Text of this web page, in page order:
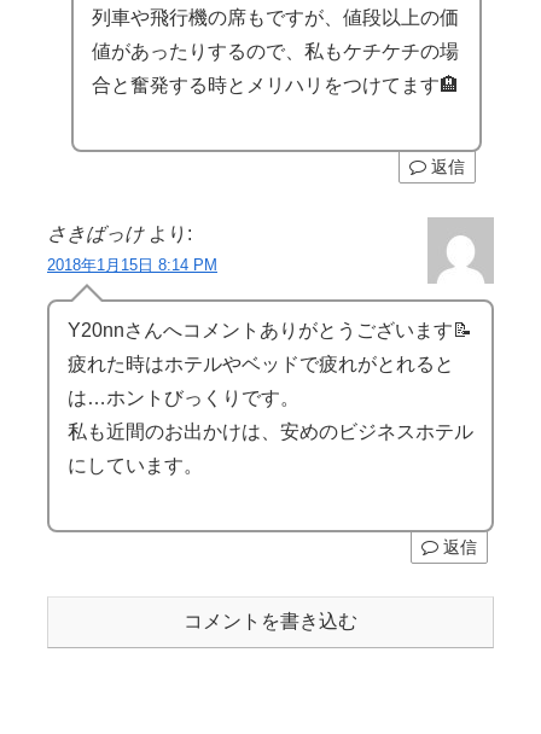
列車や飛行機の席もですが、値段以上の価
値があったりするので、私もケチケチの場
合と奮発する時とメリハリをつけてます🏨
返信
さきばっけ より:
2018年1月15日 8:14 PM
Y20nnさんへコメントありがとうございます📝
疲れた時はホテルやベッドで疲れがとれると
は…ホントびっくりです。
私も近間のお出かけは、安めのビジネスホテル
にしています。
返信
コメントを書き込む